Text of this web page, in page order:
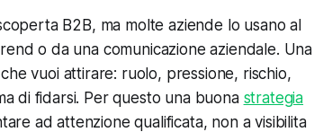
B2B, ma molte aziende lo usano al
o da una comunicazione aziendale. Una
vuoi attirare: ruolo, pressione, rischio,
di fidarsi. Per questo una buona strategia
ad attenzione qualificata, non a visibilita